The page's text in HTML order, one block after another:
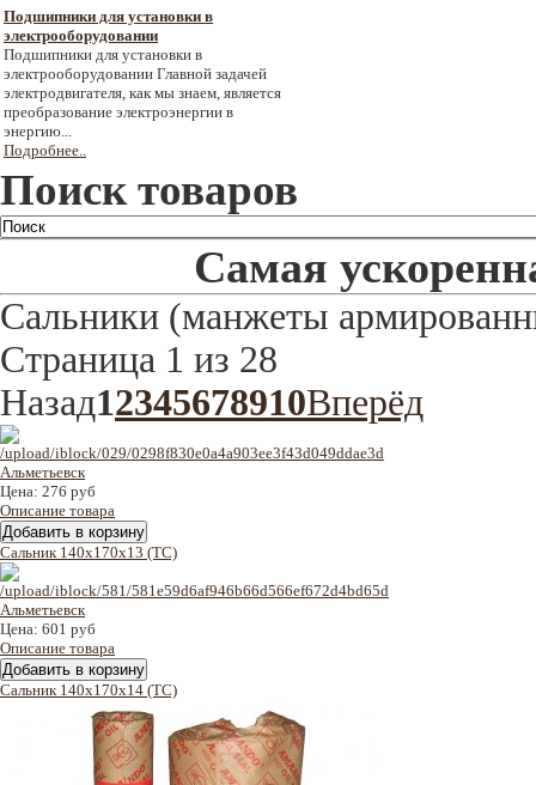
Подшипники для установки в
электрооборудовании
Подшипники для установки в
электрооборудовании Главной задачей
электродвигателя, как мы знаем, является
преобразование электроэнергии в
энергию...
Подробнее..
Поиск товаров
Самая
Сальники (манжеты
Страница 1 из 28
Назад12345678910Вперёд
Цена: 276 руб
Описание товара
Cальник 140x170x13 (TC)
Цена: 601 руб
Описание товара
Cальник 140x170x14 (TC)